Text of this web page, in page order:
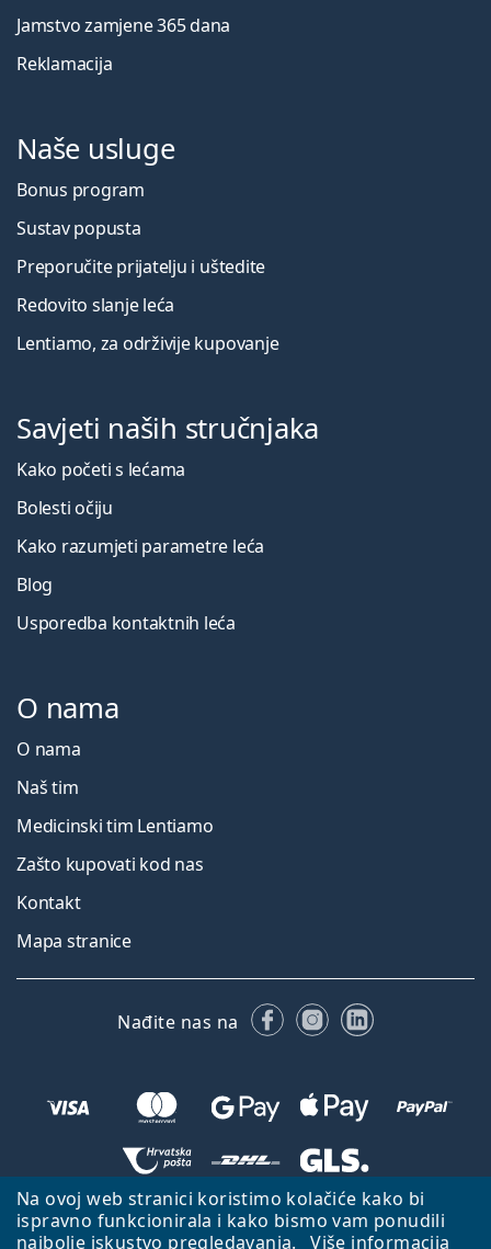
Na ovoj web stranici koristimo kolačiće kako bi
ispravno funkcionirala i kako bismo vam ponudili
najbolje iskustvo pregledavanja.
Više informacija
Jamstvo zamjene 365 dana
Reklamacija
Naše usluge
Bonus program
Sustav popusta
Preporučite prijatelju i uštedite
Redovito slanje leća
Lentiamo, za održivije kupovanje
Savjeti naših stručnjaka
Kako početi s lećama
Bolesti očiju
Kako razumjeti parametre leća
Blog
Usporedba kontaktnih leća
O nama
O nama
Naš tim
Medicinski tim Lentiamo
Zašto kupovati kod nas
Kontakt
Mapa stranice
Nađite nas na FacebookuInstagramu
LinkedIn
Natrag na početnu stranicu